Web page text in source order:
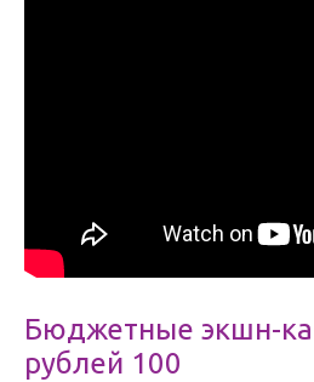
Бюджетные экшн-
рублей 100